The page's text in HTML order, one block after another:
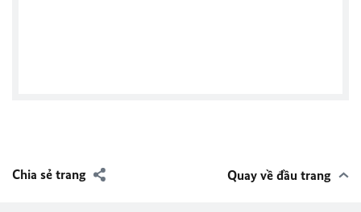
Chia sẻ trang Quay về đầu trang